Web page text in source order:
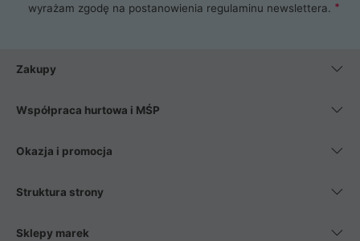
wyrażam zgodę na postanowienia regulaminu newslettera.
Zakupy
Współpraca hurtowa i MŚP
Okazja i promocja
Struktura strony
Sklepy marek